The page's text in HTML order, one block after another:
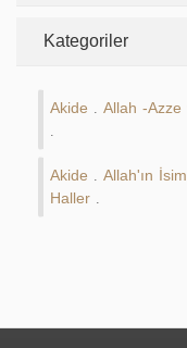
Kategoriler
Akide Allah -
Akide Allah'ın
Haller